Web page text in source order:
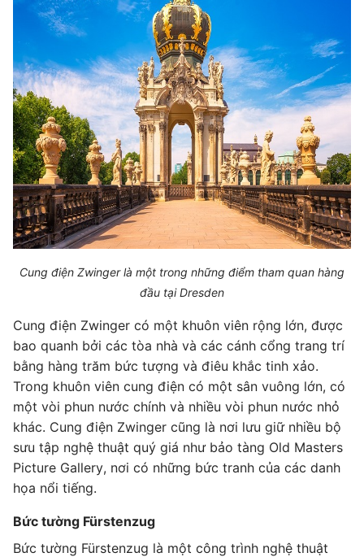
Cung điện Zwinger là một trong những điểm tham quan hàng
đầu tại Dresden
Cung điện Zwinger có một khuôn viên rộng lớn, được
bao quanh bởi các tòa nhà và các cánh cổng trang trí
bằng hàng trăm bức tượng và điêu khắc tinh xảo.
Trong khuôn viên cung điện có một sân vuông lớn, có
một vòi phun nước chính và nhiều vòi phun nước nhỏ
khác. Cung điện Zwinger cũng là nơi lưu giữ nhiều bộ
sưu tập nghệ thuật quý giá như bảo tàng Old Masters
Picture Gallery, nơi có những bức tranh của các danh
họa nổi tiếng.
Bức tường Fürstenzug
Bức tường Fürstenzug là một công trình nghệ thuật